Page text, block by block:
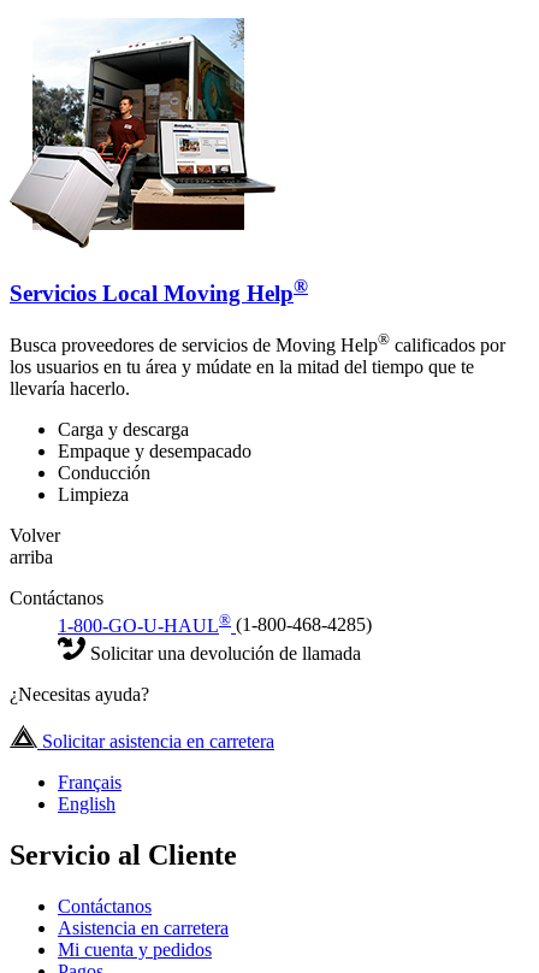
Servicios Local Moving Help®
Busca proveedores de servicios de Moving Help® calificados por
los usuarios en tu área y múdate en la mitad del tiempo que te
llevaría hacerlo.
Carga y descarga
Empaque y desempacado
Conducción
Limpieza
Volver
arriba
Contáctanos
1-800-GO-U-HAUL® (1-800-468-4285)
Solicitar una devolución de llamada
¿Necesitas ayuda?
Solicitar asistencia en carretera
Français
English
Servicio al Cliente
Contáctanos
Asistencia en carretera
Mi cuenta y pedidos